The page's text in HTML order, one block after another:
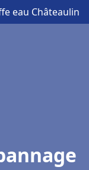
eau Châteaulin